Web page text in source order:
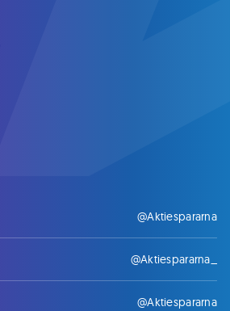
@Aktiespararna
@Aktiespararna_
@Aktiespararna